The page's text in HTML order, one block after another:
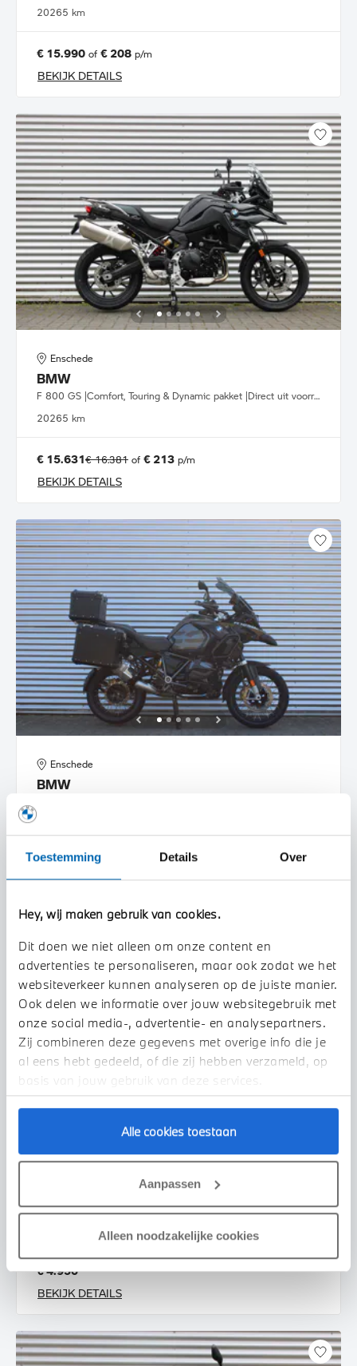
Toestemming Details Over
Hey, wij maken gebruik van cookies.
Dit doen we niet alleen om onze content en
advertenties te personaliseren, maar ook zodat we het
websiteverkeer kunnen analyseren op de juiste manier.
Ook delen we informatie over jouw websitegebruik met
onze social media-, advertentie- en analysepartners.
Zij combineren deze gegevens met overige info die je
al eens hebt gedeeld, of die zij hebben verzameld, op
basis van jouw gebruik van deze services.
Alle cookies toestaan
Aanpassen
Alleen noodzakelijke cookies
20265 km
€ 15.990 of € 208 p/m
BEKIJK DETAILS
Enschede
BMW
F 800 GS |Comfort, Touring & Dynamic pakket |Direct uit voorraad leverbaar
20265 km
€ 15.631€ 16.381 of € 213 p/m
BEKIJK DETAILS
Enschede
BMW
€ 18.945of€ 276
CE 02 AM |Highline pakket |Service Inclusive
€ 4.950
BEKIJK DETAILS